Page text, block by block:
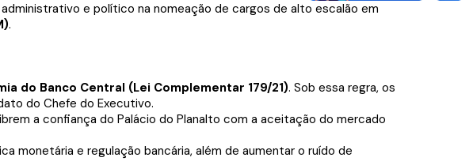
e político na nomeação de cargos de alto escalão em
.
do Banco Central (Lei Complementar 179/21). Sob essa regra, os
do Chefe do Executivo.
a confiança do Palácio do Planalto com a aceitação do mercado
monetária e regulação bancária, além de aumentar o ruído de